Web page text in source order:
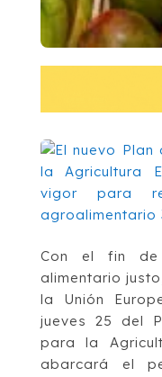
Con el fin de
alimentario
la Unión
jueves 25 del
para la
abarcará el